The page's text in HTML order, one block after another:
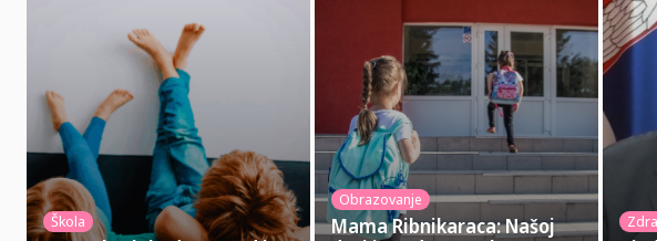
Škola
Obrazovanje
Mama Ribnikaraca: Našoj